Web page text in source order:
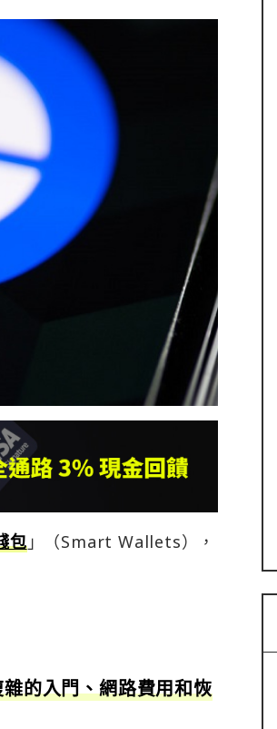
包」（Smart Wallets），
的入門、網路費用和恢